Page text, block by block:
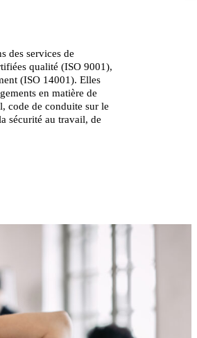
des services de
qualité (ISO 9001),
(ISO 14001). Elles
en matière de
code de conduite sur le
sécurité au travail, de